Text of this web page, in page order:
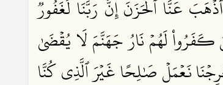
أَذۡهَبَ عَنَّا ٱلۡحَزَنَۖ إِنَّ رَبَّنَا لَغَفُورٞ
كَفَرُواْ لَهُمۡ نَارُ جَهَنَّمَ لَا يُقۡضَىٰ
نَعۡمَلۡ صَٰلِحًا غَيۡرَ ٱلَّذِي كُنَّا